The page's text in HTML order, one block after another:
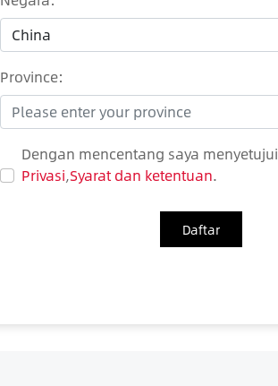
Province:
Dengan mencentang saya menyetujui
Privasi,Syarat dan ketentuan.
Daftar